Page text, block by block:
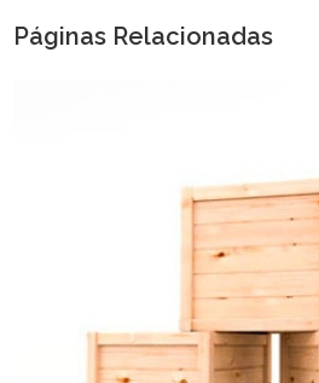
Páginas Relacionadas